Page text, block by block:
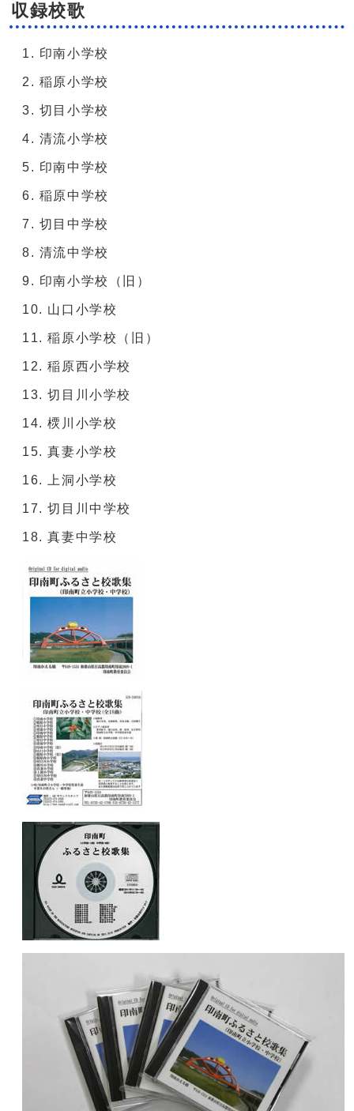
収録校歌
印南小学校
稲原小学校
切目小学校
清流小学校
印南中学校
稲原中学校
切目中学校
清流中学校
印南小学校（旧）
山口小学校
稲原小学校（旧）
稲原西小学校
切目川小学校
樮川小学校
真妻小学校
上洞小学校
切目川中学校
真妻中学校